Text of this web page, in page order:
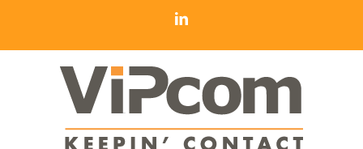
LinkedIn